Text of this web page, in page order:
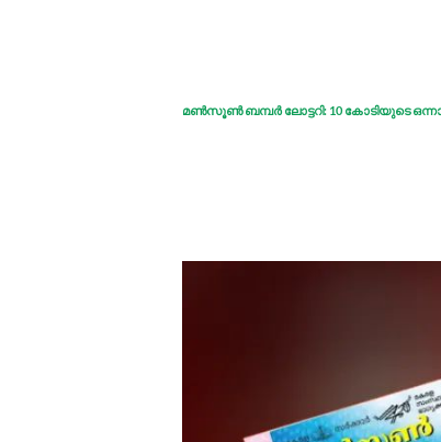
മണ്‍സൂണ്‍ ബമ്പര്‍ ലോട്ടറി: 10 കോടിയുടെ ഒന്നാം